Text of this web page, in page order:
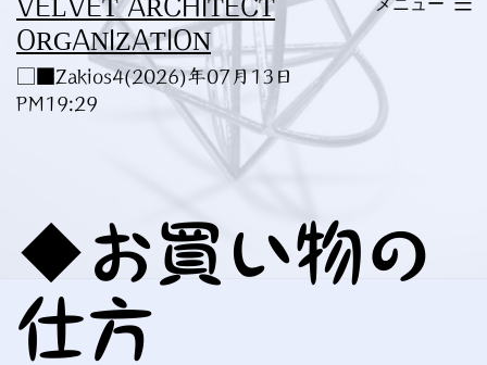
ス
キ
ッ
VELVET ARCHITECT
ORGANIZATION
□■Zakios4(2026)年07月13日
PM19:29
◆お買い物の
仕方